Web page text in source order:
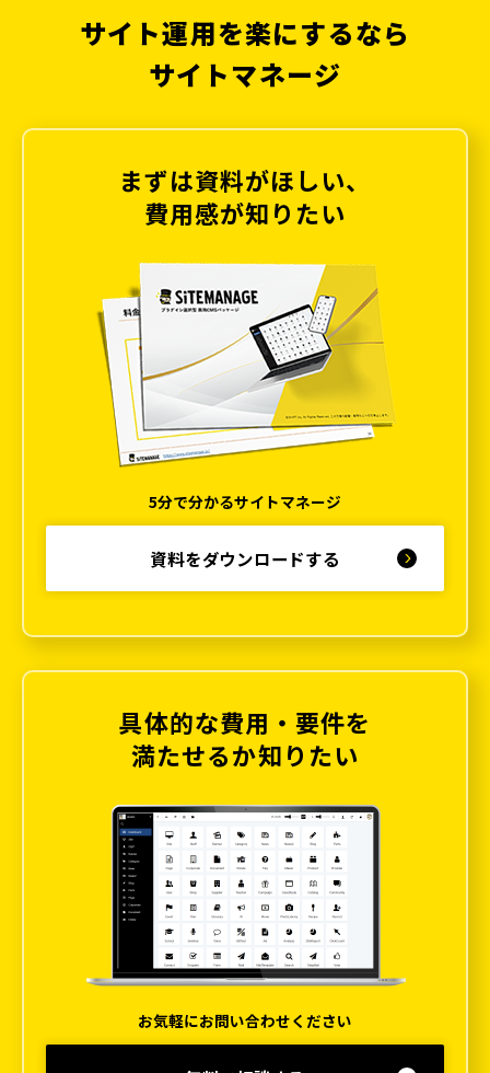
サイト運用を楽にするなら
サイトマネージ
まずは資料がほしい、
費用感が知りたい
5分で分かるサイトマネージ
資料をダウンロードする
具体的な費用・要件を
満たせるか知りたい
お気軽にお問い合わせください